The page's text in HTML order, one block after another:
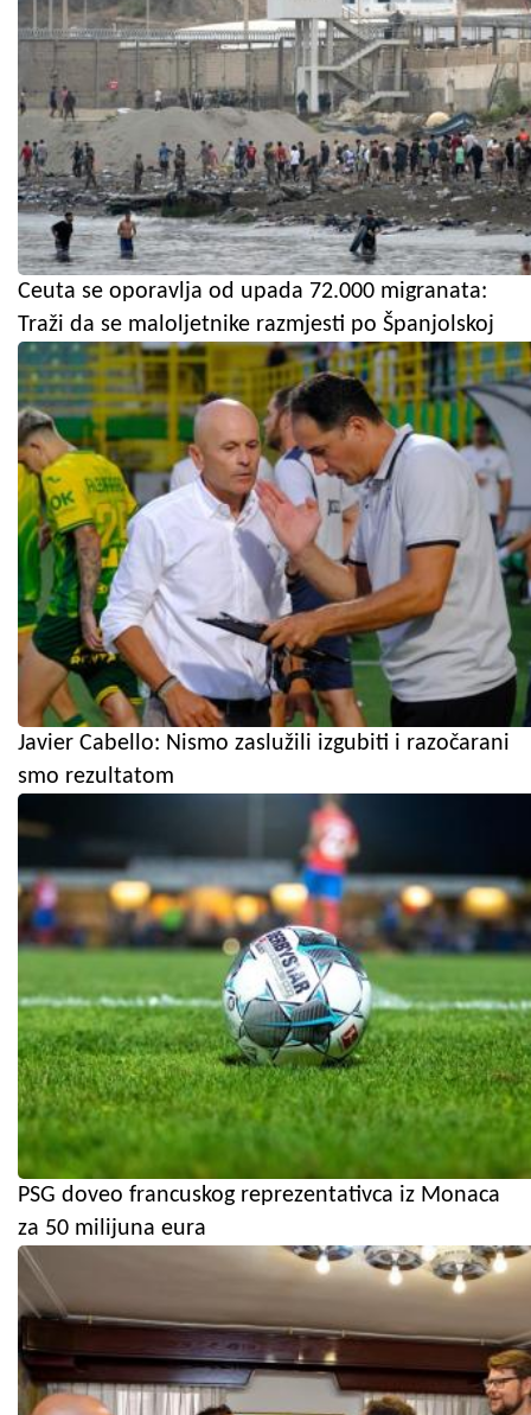
Ceuta se oporavlja od upada 72.000 migranata:
Traži da se maloljetnike razmjesti po Španjolskoj
Javier Cabello: Nismo zaslužili izgubiti i razočarani
smo rezultatom
PSG doveo francuskog reprezentativca iz Monaca
za 50 milijuna eura